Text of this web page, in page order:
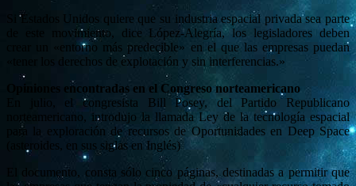
Si Estados Unidos quiere que su industria espacial privada sea parte
de este movimiento, dice López-Alegría, los legisladores deben
crear un «entorno más predecible» en el que las empresas puedan
«tener los derechos de explotación y sin interferencias.»
Opiniones encontradas en el Congreso norteamericano
En julio, el congresista Bill Posey, del Partido Republicano
norteamericano, introdujo la llamada Ley de la tecnología espacial
para la exploración de recursos de Oportunidades en Deep Space
(asteroides, en sus siglas en Inglés)
El documento, consta sólo cinco páginas, destinadas a permitir que